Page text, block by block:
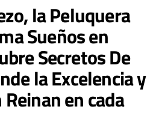
la Peluquera
Sueños en
Secretos De
la Excelencia y
en cada